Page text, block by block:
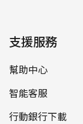
支援服務
幫助中心
智能客服
行動銀行下載